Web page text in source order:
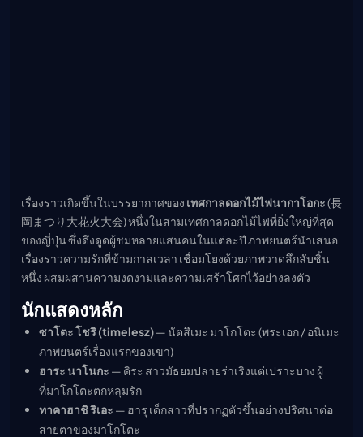
เรื่องราวเกิดขึ้นในบรรยากาศของ เทศกาลดอกไม้ไฟนากาโอกะ(長
岡まつり大花火大会) หนึ่งในสามเทศกาลดอกไม้ไฟที่ยิ่งใหญ่ที่สุด
ของญี่ปุ่น ซึ่งดึงดูดผู้ชมหลายแสนคนในแต่ละปี ภาพยนตร์นำเสนอ
เรื่องราวความรักที่ข้ามกาลเวลา เชื่อมโยงด้วยภาพวาดลึกลับชิ้น
หนึ่ง ผสมผสานความงดงามและความเศร้าโศกไว้อย่างลงตัว
นักแสดงหลัก
ซาโตะ โชริ (timelesz)— นัตสึเมะ มาโกโตะ (พระเอก / อนิเมะ
ภาพยนตร์เรื่องแรกของเขา)
ฮาระ นาโนกะ — คิระ สาวมัธยมปลายร่าเริงแต่เปราะบาง ผู้
ที่มาโกโตะตกหลุมรัก
ทาคาฮาชิ ริเอะ — ฮารุ เด็กสาวที่ปรากฏตัวขึ้นอย่างปริศนาต่อ
สายตาของมาโกโตะ